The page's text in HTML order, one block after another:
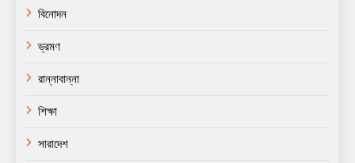
বিনোদন
ভ্রমণ
রান্নাবান্না
শিক্ষা
সারাদেশ